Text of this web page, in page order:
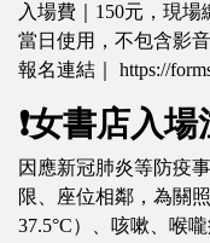
入場費｜150元，現
當日使用，不包含影
報名連結｜ https://
❗女書店入場
因應新冠肺炎等防疫
限、座位相鄰，為關
37.5°C）、咳嗽、喉